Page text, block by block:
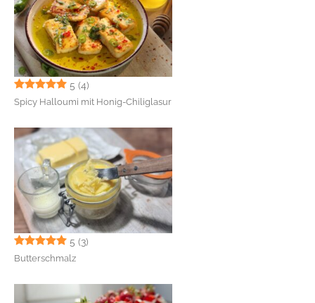
5 (4)
Spicy Halloumi mit Honig-Chiliglasur
5 (3)
Butterschmalz